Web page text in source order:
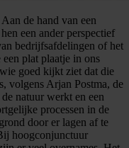
de hand van een
een ander perspectief
bedrijfsafdelingen of het
plat plaatje in ons
goed kijkt ziet dat die
volgens Arjan Postma, de
natuur werkt en een
processen in de
door er lagen af te
hoogconjunctuur